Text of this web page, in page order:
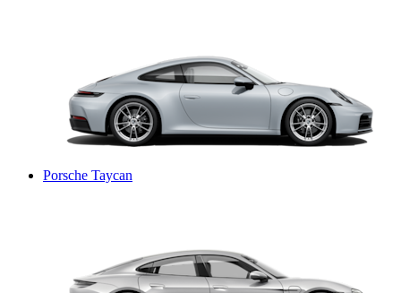
Porsche Taycan